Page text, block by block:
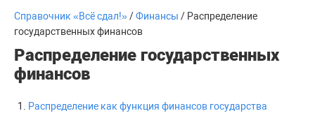
Справочник «Всё сдал!»/Финансы / Распределение
государственных финансов
Распределение государственных
финансов
Распределение как функция финансов государства